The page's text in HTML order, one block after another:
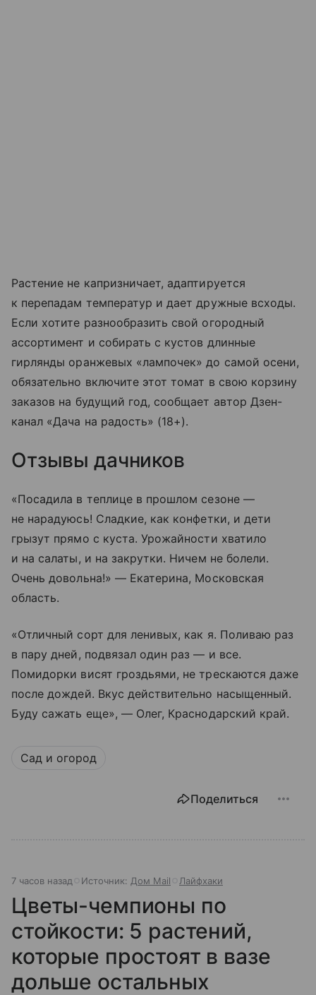
Растение не капризничает, адаптируется
к перепадам температур и дает дружные всходы.
Если хотите разнообразить свой огородный
ассортимент и собирать с кустов длинные
гирлянды оранжевых «лампочек» до самой осени,
обязательно включите этот томат в свою корзину
заказов на будущий год, сообщает автор Дзен-
канал «Дача на радость» (18+).
Отзывы дачников
«Посадила в теплице в прошлом сезоне —
не нарадуюсь! Сладкие, как конфетки, и дети
грызут прямо с куста. Урожайности хватило
и на салаты, и на закрутки. Ничем не болели.
Очень довольна!» — Екатерина, Московская
область.
«Отличный сорт для ленивых, как я. Поливаю раз
в пару дней, подвязал один раз — и все.
Помидорки висят гроздьями, не трескаются даже
после дождей. Вкус действительно насыщенный.
Буду сажать еще», — Олег, Краснодарский край.
Сад и огород
Поделиться
7 часов назад Источник: Дом Mail Лайфхаки
Цветы-чемпионы по
стойкости: 5 растений,
которые простоят в вазе
дольше остальных